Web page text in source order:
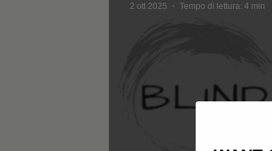
2 ott 2025
Tempo di lettura: 4 min